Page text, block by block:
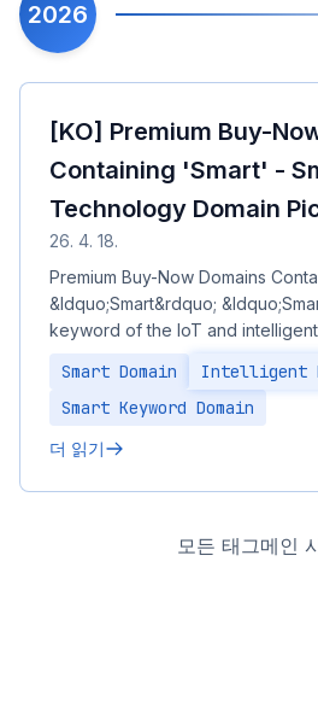
2026
[KO] Premium Buy-
Containing 'Smart' -
Technology Domain
26. 4. 18.
Premium Buy-Now Domains
&ldquo;Smart&rdquo;
keyword of the IoT and
Smart Domain
Intelligent
Smart Keyword Domain
더 읽기
모든 태그메인